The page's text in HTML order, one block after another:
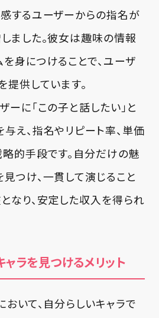
するユーザーからの指名が
ました。彼女は趣味の情報
身につけることで、ユーザ
提供しています。
ーに「この子と話したい」と
え、指名やリピート率、単価
的手段です。自分だけの魅
つけ、一貫して演じること
なり、安定した収入を得られ
ラを見つけるメリット
おいて、自分らしいキャラで